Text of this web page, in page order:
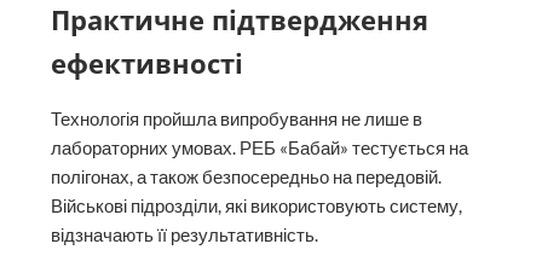
Практичне підтвердження
ефективності
Технологія пройшла випробування не лише в
лабораторних умовах. РЕБ «Бабай» тестується на
полігонах, а також безпосередньо на передовій.
Військові підрозділи, які використовують систему,
відзначають її результативність.